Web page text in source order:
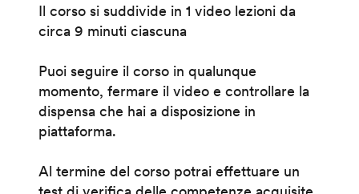
Il corso si suddivide in 1 video lezioni da
circa 9 minuti ciascuna
Puoi seguire il corso in qualunque
momento, fermare il video e controllare la
dispensa che hai a disposizione in
piattaforma.
Al termine del corso potrai effettuare un